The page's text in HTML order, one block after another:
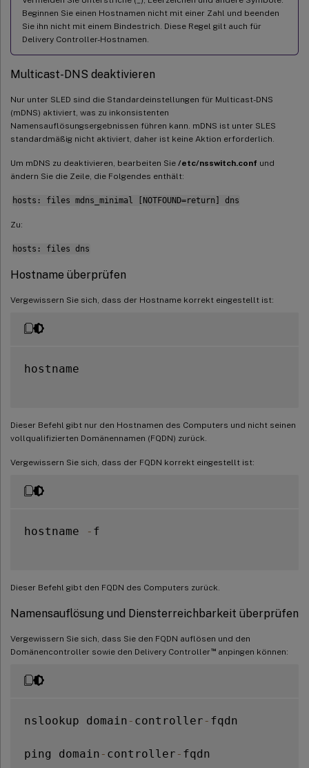
Beginnen Sie einen Hostnamen nicht mit einer Zahl und beenden
Sie ihn nicht mit einem Bindestrich. Diese Regel gilt auch für
Delivery Controller-Hostnamen.
Multicast-DNS deaktivieren
Nur unter SLED sind die Standardeinstellungen für Multicast-DNS
(mDNS) aktiviert, was zu inkonsistenten
Namensauflösungsergebnissen führen kann. mDNS ist unter SLES
standardmäßig nicht aktiviert, daher ist keine Aktion erforderlich.
Um mDNS zu deaktivieren, bearbeiten Sie /etc/nsswitch.conf und
ändern Sie die Zeile, die Folgendes enthält:
hosts: files mdns_minimal [NOTFOUND=return] dns
Zu:
hosts: files dns
Hostname überprüfen
Vergewissern Sie sich, dass der Hostname korrekt eingestellt ist:
hostname
Dieser Befehl gibt nur den Hostnamen des Computers und nicht seinen
vollqualifizierten Domänennamen (FQDN) zurück.
Vergewissern Sie sich, dass der FQDN korrekt eingestellt ist:
hostname - f
Dieser Befehl gibt den FQDN des Computers zurück.
Namensauflösung und Diensterreichbarkeit überprüfen
Vergewissern Sie sich, dass Sie den FQDN auflösen und den
Domänencontroller sowie den Delivery Controller™anpingen können:
nslookup domain - controller - fqdn
ping domain - controller - fqdn